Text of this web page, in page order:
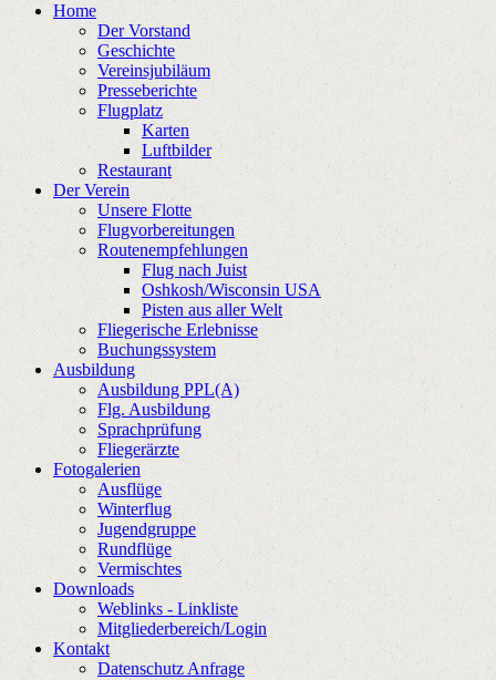
Home
Der Vorstand
Geschichte
Vereinsjubiläum
Presseberichte
Flugplatz
Karten
Luftbilder
Restaurant
Der Verein
Unsere Flotte
Flugvorbereitungen
Routenempfehlungen
Flug nach Juist
Oshkosh/Wisconsin USA
Pisten aus aller Welt
Fliegerische Erlebnisse
Buchungssystem
Ausbildung
Ausbildung PPL(A)
Flg. Ausbildung
Sprachprüfung
Fliegerärzte
Fotogalerien
Ausflüge
Winterflug
Jugendgruppe
Rundflüge
Vermischtes
Downloads
Weblinks - Linkliste
Mitgliederbereich/Login
Kontakt
Datenschutz Anfrage